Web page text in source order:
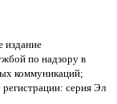
издание
по надзору в
коммуникаций;
серия Эл